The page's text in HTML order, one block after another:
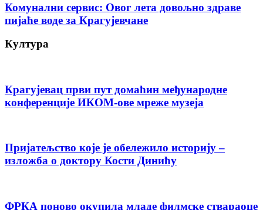
Комунални сервис: Овог лета довољно здраве
пијаће воде за Крагујевчане
Култура
Крагујевац први пут домаћин међународне
конференције ИКОМ-ове мреже музеја
Пријатељство које је обележило историју –
изложба о доктору Кости Динићу
ФРКА поново окупила младе филмске ствараоце